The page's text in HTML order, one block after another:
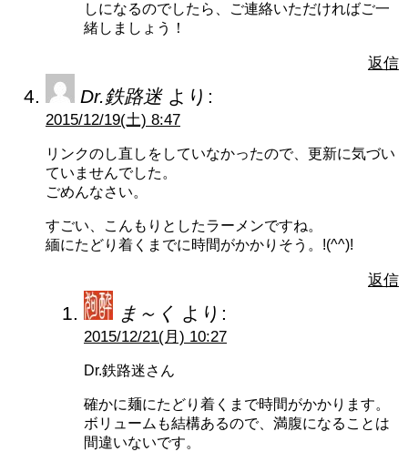
しになるのでしたら、ご連絡いただければご一
緒しましょう！
返信
Dr.鉄路迷 より:
2015/12/19(土) 8:47
リンクのし直しをしていなかったので、更新に気づい
ていませんでした。
ごめんなさい。
すごい、こんもりとしたラーメンですね。
緬にたどり着くまでに時間がかかりそう。!(^^)!
返信
ま～く より:
2015/12/21(月) 10:27
Dr.鉄路迷さん
確かに麺にたどり着くまで時間がかかります。
ボリュームも結構あるので、満腹になることは
間違いないです。